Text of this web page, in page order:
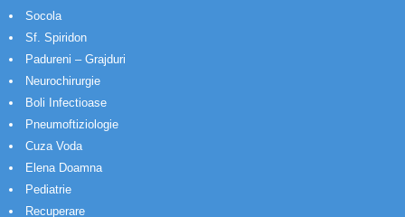
Socola
Sf. Spiridon
Padureni – Grajduri
Neurochirurgie
Boli Infectioase
Pneumoftiziologie
Cuza Voda
Elena Doamna
Pediatrie
Recuperare